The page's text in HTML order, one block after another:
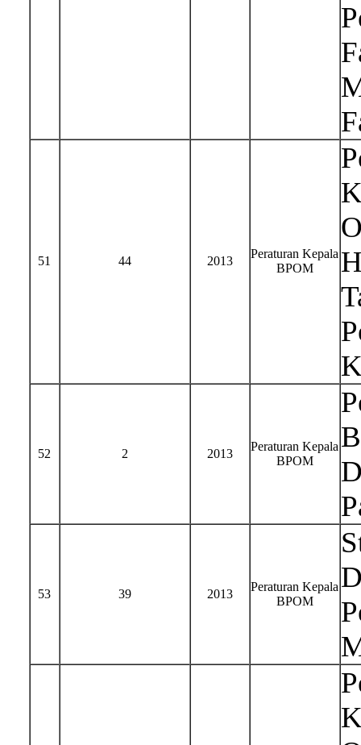
51 44 2013
Peraturan Kepala
BPOM
52 2 2013
Peraturan Kepala
BPOM
53 39 2013
Peraturan Kepala
BPOM